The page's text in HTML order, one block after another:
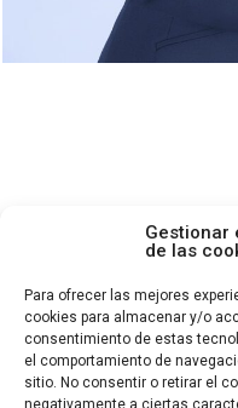
Gestionar
de las
Para ofrecer las mejores
cookies para almacenar y/o
consentimiento de estas
el comportamiento de
sitio. No consentir o retirar el
negativamente a ciertas
© 2024 Milo Fotografía